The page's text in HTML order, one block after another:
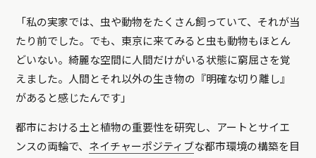
「私の実家では、虫や動物をたくさん飼っていて、それが当
たり前でした。でも、東京に来てみると虫も動物もほとん
どいない。綺麗な空間に人間だけがいる状態に窮屈さを覚
えました。人間とそれ以外の生き物の『明確な切り離し』
があると感じたんです」
都市における土と植物の重要性を研究し、アートとサイエ
ンスの両輪で、 ネイチャーポジティブな都市環境の構築を目